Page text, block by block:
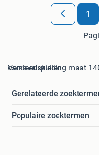
1
carnavalskleding maat 140 in Carnavalskleding en Verkleedspullen
Gerelateerde
Populaire zoektermen